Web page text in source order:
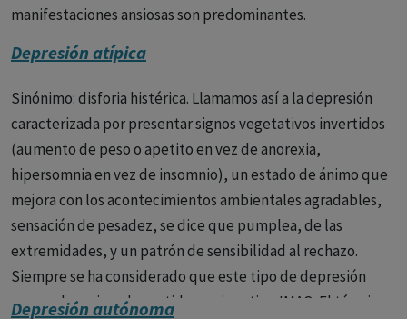
evaluación clínica realizada por un profesional de la salud
mental. El profesional de la salud mental entrevistará a la
persona sobre sus síntomas, historial médico y familiar y
realizará un examen mental.
TratamientoEl tratamiento de la depresión
generalmente incluye una combinación de medicamentos
y terapia.
Medicamentos:Los antidepresivos pueden ayudar a
mejorar el estado de ánimo y aliviar los síntomas de la
depresión.
Terapia:La terapia puede ayudar a las personas con
manifestaciones ansiosas son predominantes.
Depresión atípica
Sinónimo: disforia histérica. Llamamos así a la depresión
caracterizada por presentar signos vegetativos invertidos
(aumento de peso o apetito en vez de anorexia,
hipersomnia en vez de insomnio), un estado de ánimo que
mejora con los acontecimientos ambientales agradables,
sensación de pesadez, se dice que pumplea, de las
extremidades, y un patrón de sensibilidad al rechazo.
Siempre se ha considerado que este tipo de depresión
responde mejor a los antidepresivos tipo IMAO. El término
Depresión autónoma